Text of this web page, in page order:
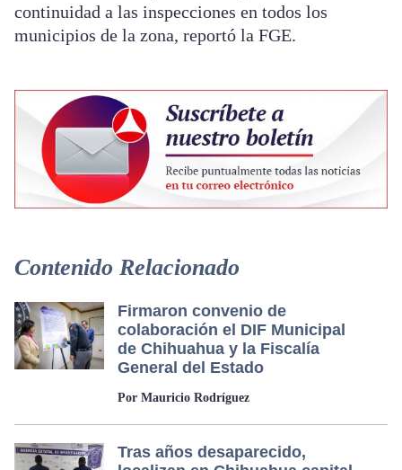
continuidad a las inspecciones en todos los
municipios de la zona, reportó la FGE.
Contenido Relacionado
Firmaron convenio de
colaboración el DIF Municipal
de Chihuahua y la Fiscalía
General del Estado
Por Mauricio Rodríguez
Tras años desaparecido,